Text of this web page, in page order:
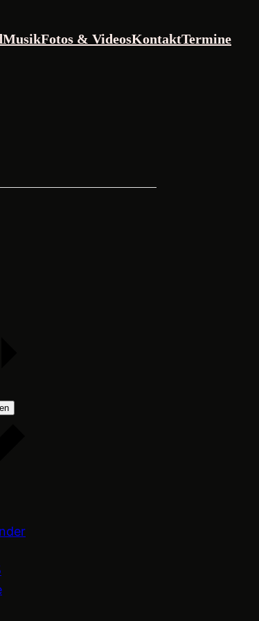
MusikFotos & VideosKontaktTermine